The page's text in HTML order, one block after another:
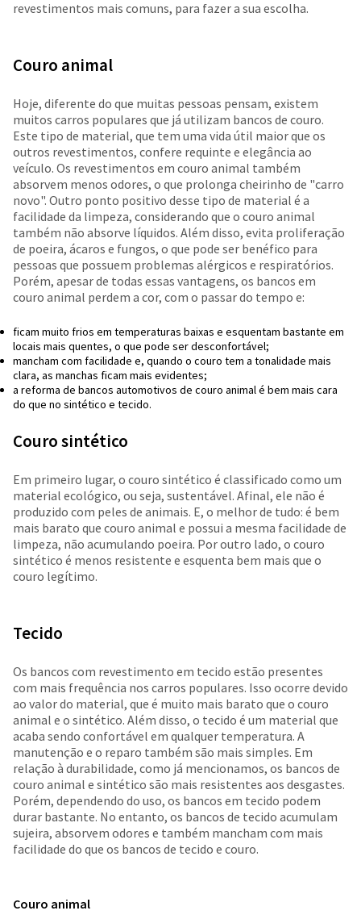
revestimentos mais comuns, para fazer a sua escolha.
Couro animal
Hoje, diferente do que muitas pessoas pensam, existem
muitos carros populares que já utilizam bancos de couro.
Este tipo de material, que tem uma vida útil maior que os
outros revestimentos, confere requinte e elegância ao
veículo. Os revestimentos em couro animal também
absorvem menos odores, o que prolonga cheirinho de "carro
novo". Outro ponto positivo desse tipo de material é a
facilidade da limpeza, considerando que o couro animal
também não absorve líquidos. Além disso, evita proliferação
de poeira, ácaros e fungos, o que pode ser benéfico para
pessoas que possuem problemas alérgicos e respiratórios.
Porém, apesar de todas essas vantagens, os bancos em
couro animal perdem a cor, com o passar do tempo e:
ficam muito frios em temperaturas baixas e esquentam bastante em
locais mais quentes, o que pode ser desconfortável;
mancham com facilidade e, quando o couro tem a tonalidade mais
clara, as manchas ficam mais evidentes;
a reforma de bancos automotivos de couro animal é bem mais cara
do que no sintético e tecido.
Couro sintético
Em primeiro lugar, o couro sintético é classificado como um
material ecológico, ou seja, sustentável. Afinal, ele não é
produzido com peles de animais. E, o melhor de tudo: é bem
mais barato que couro animal e possui a mesma facilidade de
limpeza, não acumulando poeira. Por outro lado, o couro
sintético é menos resistente e esquenta bem mais que o
couro legítimo.
Tecido
Os bancos com revestimento em tecido estão presentes
com mais frequência nos carros populares. Isso ocorre devido
ao valor do material, que é muito mais barato que o couro
animal e o sintético. Além disso, o tecido é um material que
acaba sendo confortável em qualquer temperatura. A
manutenção e o reparo também são mais simples. Em
relação à durabilidade, como já mencionamos, os bancos de
couro animal e sintético são mais resistentes aos desgastes.
Porém, dependendo do uso, os bancos em tecido podem
durar bastante. No entanto, os bancos de tecido acumulam
sujeira, absorvem odores e também mancham com mais
facilidade do que os bancos de tecido e couro.
Couro animal